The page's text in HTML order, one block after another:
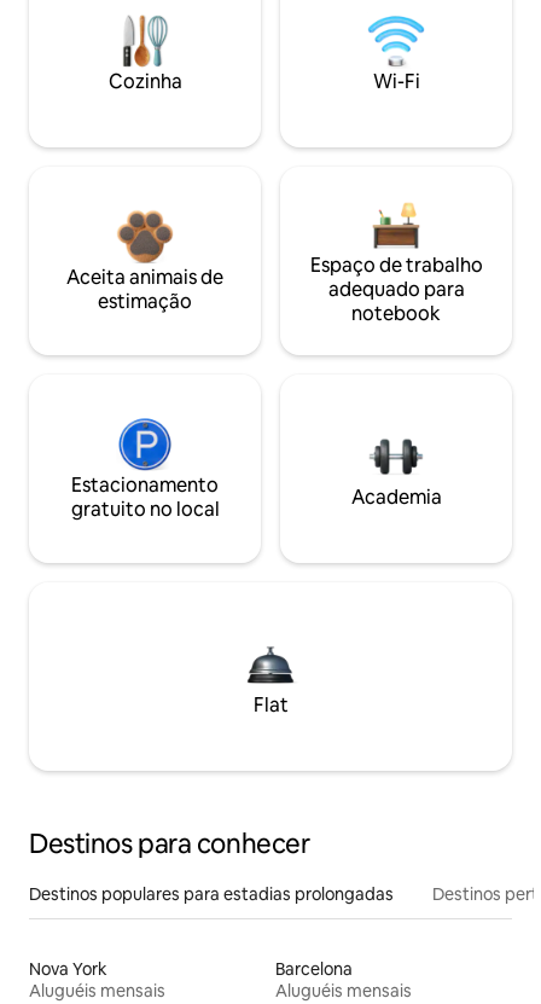
Cozinha Wi-Fi
Aceita animais de
estimação
Espaço de trabalho
adequado para
notebook
Estacionamento
gratuito no local
Academia
Flat
Destinos para conhecer
Destinos populares para estadias prolongadas Destinos
Nova York
Aluguéis mensais
Barcelona
Aluguéis mensais